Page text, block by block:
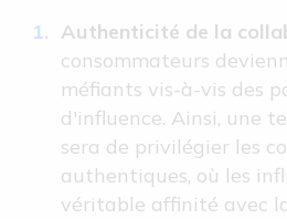
Authenticité de la
consommateurs
méfiants vis-à-vis des
d'influence. Ainsi, une
sera de privilégier les
authentiques, où les
véritable affinité avec